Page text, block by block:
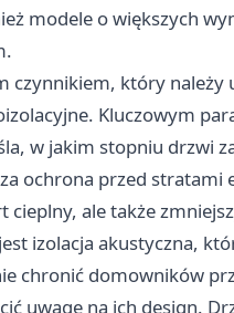
modele o większych
czynnikiem, który należy
Kluczowym
w jakim stopniu drzwi
ochrona przed
cieplny, ale także
izolacja akustyczna,
chronić domowników
uwagę na ich design.